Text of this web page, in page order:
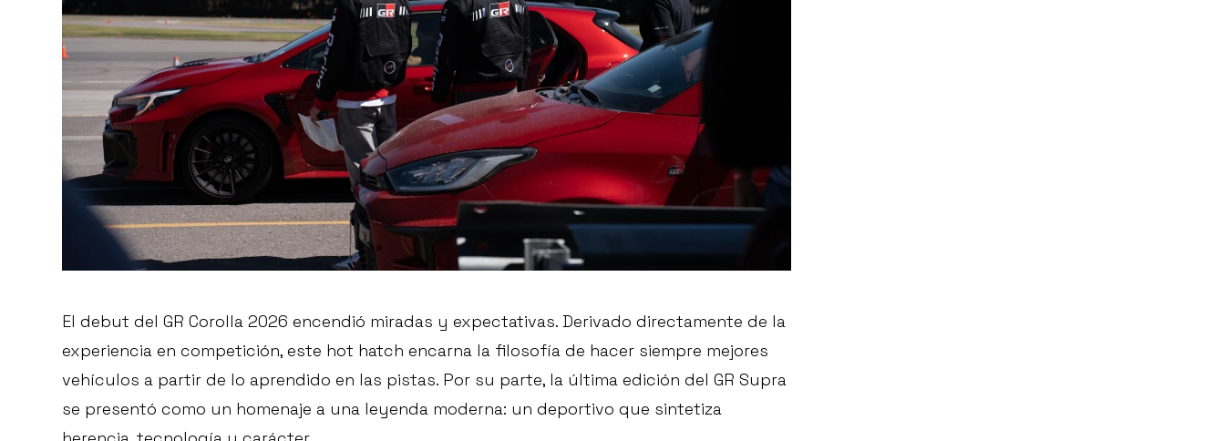
El debut del GR Corolla 2026 encendió miradas y expectativas. Derivado directamente de la
experiencia en competición, este hot hatch encarna la filosofía de hacer siempre mejores
vehículos a partir de lo aprendido en las pistas. Por su parte, la última edición del GR Supra
se presentó como un homenaje a una leyenda moderna: un deportivo que sintetiza